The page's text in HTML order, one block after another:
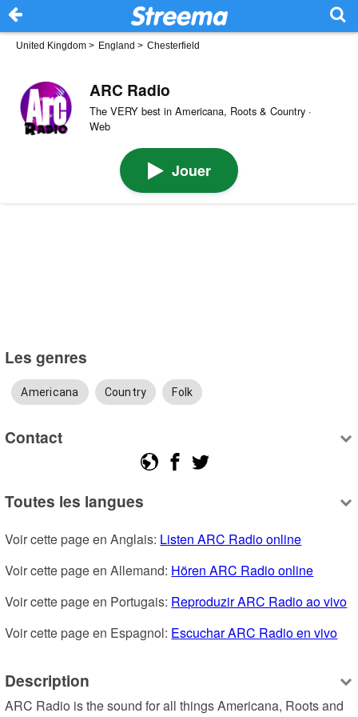
United Kingdom > England > Chesterfield
ARC Radio
The VERY best in Americana, Roots & Country ·
Web
Jouer
Les genres
Americana Country Folk
Contact
Toutes les langues
Voir cette page en Anglais: Listen ARC Radio online
Voir cette page en Allemand: Hören ARC Radio online
Voir cette page en Portugais: Reproduzir ARC Radio ao vivo
Voir cette page en Espagnol: Escuchar ARC Radio en vivo
Description
ARC Radio is the sound for all things Americana, Roots and